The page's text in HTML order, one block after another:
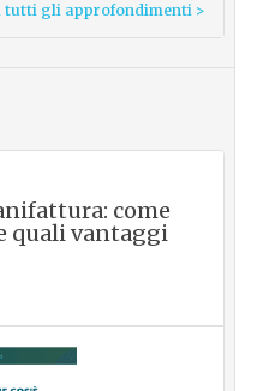
tutti gli approfondimenti >
come
quali vantaggi